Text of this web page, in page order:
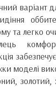
варіант
та легко
моделі